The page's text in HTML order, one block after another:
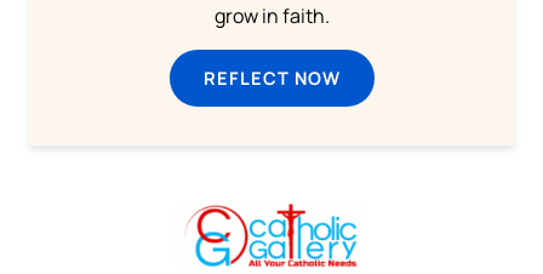
grow in faith.
REFLECT NOW